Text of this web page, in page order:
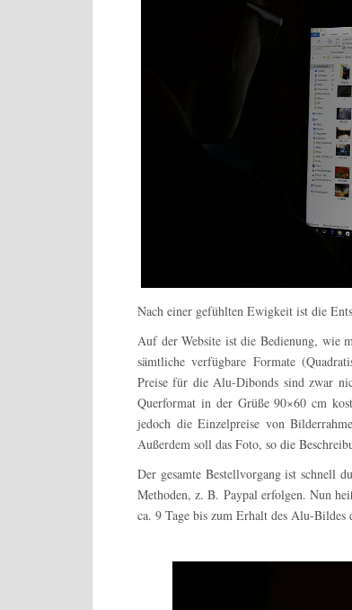
Nach einer gefühlten Ewigkeit ist die
Auf der Website ist die Bedienung, wie
sämtliche verfügbare Formate
Preise für die Alu-Dibonds sind zwar
Querformat in der Grüße 90×60 cm
jedoch die Einzelpreise von
Außerdem soll das Foto, so die
Der gesamte Bestellvorgang ist schnell
Methoden, z. B. Paypal erfolgen. Nun
ca. 9 Tage bis zum Erhalt des Alu-Bildes